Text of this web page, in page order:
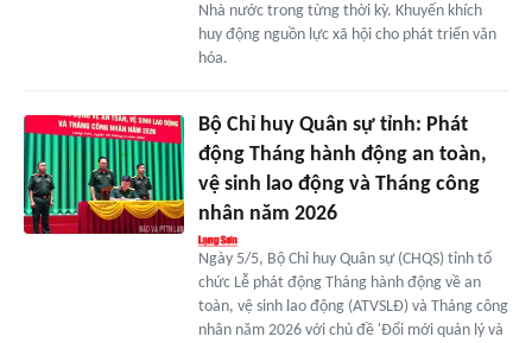
Nhà nước trong từng thời kỳ. Khuyến khích
huy động nguồn lực xã hội cho phát triển văn
hóa.
Bộ Chỉ huy Quân sự tỉnh: Phát
động Tháng hành động an toàn,
vệ sinh lao động và Tháng công
nhân năm 2026
Ngày 5/5, Bộ Chỉ huy Quân sự (CHQS) tỉnh tổ
chức Lễ phát động Tháng hành động về an
toàn, vệ sinh lao động (ATVSLĐ) và Tháng công
nhân năm 2026 với chủ đề 'Đổi mới quản lý và